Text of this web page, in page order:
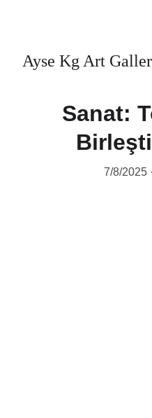
Ayse Kg Art
Sanat:
7/8/2025